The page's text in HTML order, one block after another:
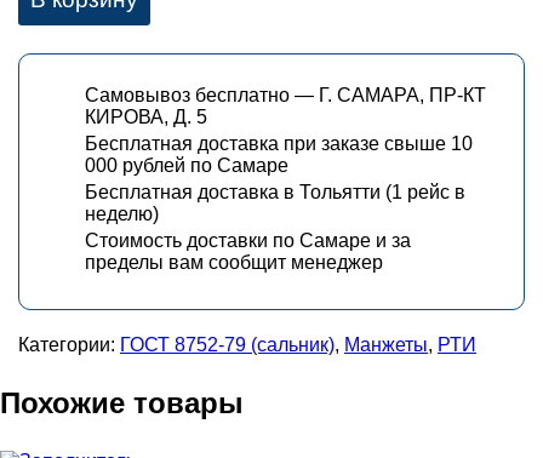
Самовывоз бесплатно — Г. САМАРА, ПР-КТ
КИРОВА, Д. 5
Бесплатная доставка при заказе свыше 10
000 рублей по Самаре
Бесплатная доставка в Тольятти (1 рейс в
неделю)
Стоимость доставки по Самаре и за
пределы вам сообщит менеджер
Категории: ГОСТ 8752-79 (сальник), Манжеты, РТИ
Похожие товары